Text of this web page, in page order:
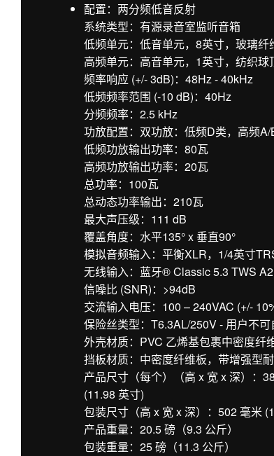
配置：两分频低音反射
系统类型：有源录音室监听音箱
低频单元：低音单元，8英寸，玻璃
高频单元：高音单元，1英寸，纺织球
频率响应 (+/- 3dB)：48Hz - 40kHz
低频频率范围 (-10 dB)：40Hz
分频频率：2.5 kHz
功放配置：双功放：低频D类，高频A/
低频功放输出功率：80瓦
高频功放输出功率：20瓦
总功率：100瓦
总动态功率输出：210瓦
最大声压级：111 dB
覆盖角度：水平135° x 垂直90°
模拟音频输入：平衡XLR，1/4英寸
无线输入：蓝牙® Classic 5.3 TWS
信噪比 (SNR)：>94dB
交流输入电压：100 – 240VAC (+/-
保险丝类型：T6.3AL/250V - 用户不可
外壳材质：PVC 乙烯基包裹中密度纤
挡板材质：中密度纤维板，带增强型
产品尺寸（每个）（高 x 宽 x 深）：
(11.98 英寸)
包装尺寸（高 x 宽 x 深）：502 毫米
产品重量：20.5 磅（9.3 公斤）
包装重量：25 磅（11.3 公斤）